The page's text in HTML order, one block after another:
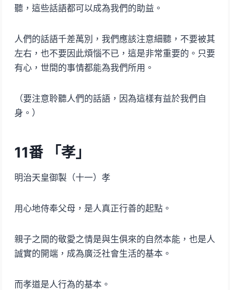
聽，這些話語都可以成為我們的助益。
人們的話語千差萬別，我們應該注意細聽，不要被其
左右，也不要因此煩惱不已，這是非常重要的。只要
有心，世間的事情都能為我們所用。
（要注意聆聽人們的話語，因為這樣有益於我們自
身。）
11番 「孝」
明治天皇御製（十一）孝
用心地侍奉父母，是人真正行善的起點。
親子之間的敬愛之情是與生俱來的自然本能，也是人
誠實的開端，成為廣泛社會生活的基本。
而孝道是人行為的基本。